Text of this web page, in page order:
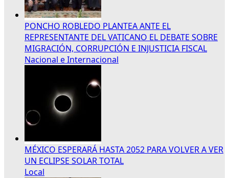
PONCHO ROBLEDO PLANTEA ANTE EL
REPRESENTANTE DEL VATICANO EL DEBATE SOBRE
MIGRACIÓN, CORRUPCIÓN E INJUSTICIA FISCAL
Nacional e Internacional
MÉXICO ESPERARÁ HASTA 2052 PARA VOLVER A VER
UN ECLIPSE SOLAR TOTAL
Local